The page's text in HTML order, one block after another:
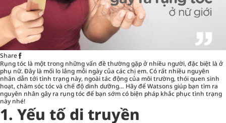
Share
Rụng tóc là một trong những vấn đề thường gặp ở nhiều người, đặc biệt là ở
phụ nữ. Đây là mối lo lắng mỗi ngày của các chị em. Có rất nhiều nguyên
nhân dẫn tới tình trạng này, ngoài tác động của môi trường, thói quen sinh
hoạt,chăm sóc tócvà chế độ dinh dưỡng… Hãy để Watsons giúp bạn tìm ra
nguyên nhân gây ra rụng tóc để bạn sớm có biện pháp khắc phục tình trạng
này nhé!
1. Yếu tố di truyền